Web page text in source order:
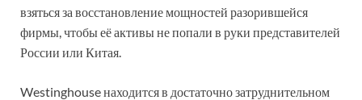
взяться за восстановление мощностей разорившейся
фирмы, чтобы её активы не попали в руки представителей
России или Китая.
Westinghouse находится в достаточно затруднительном